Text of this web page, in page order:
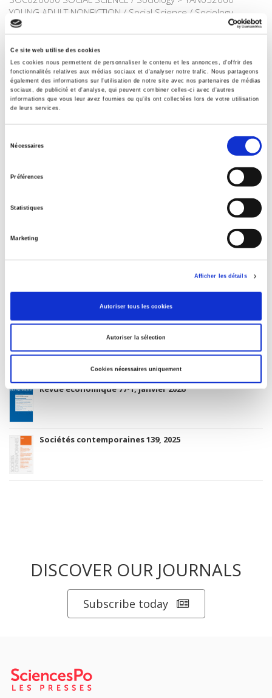
Ce site web utilise des cookies
Les cookies nous permettent de personnaliser le contenu et les annonces, d'offrir des
fonctionnalités relatives aux médias sociaux et d'analyser notre trafic. Nous partageons
également des informations sur l'utilisation de notre site avec nos partenaires de médias
sociaux, de publicité et d'analyse, qui peuvent combiner celles-ci avec d'autres
informations que vous leur avez fournies ou qu'ils ont collectées lors de votre utilisation
de leurs services.
Nécessaires
Préférences
Statistiques
Marketing
Afficher les détails
Autoriser tous les cookies
Autoriser la sélection
Cookies nécessaires uniquement
YOUNG ADULT NONFICTION / Social Science / Sociology
BIC subject category (UK)
young adult: general non-fiction
Onix Audience Codes
06 Professional and scholarly
Title First Published
Journal Issue
Related
Revue française de sociologie 66 3/4, juillet-décembre
Gouvernement & action publique 15-1, janvier-mars
2026
Revue économique 77-1, janvier 2026
Sociétés contemporaines 139, 2025
DISCOVER OUR JOURNALS
Subscribe today